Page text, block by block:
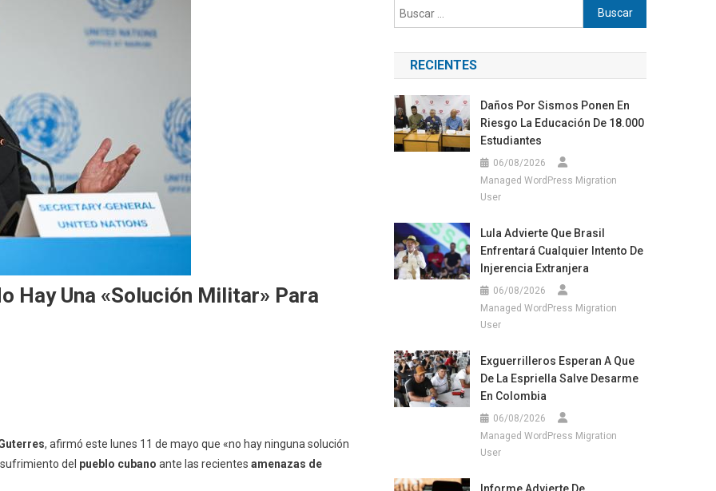
Hay Una «solución Militar» Para
, afirmó este lunes 11 de mayo que «no hay ninguna solución
del pueblo cubano ante las recientes amenazas de
Buscar:
RECIENTES
Daños Por Sismos Ponen En
Riesgo La Educación De 18.000
Estudiantes
06/08/2026
Managed WordPress Migration
User
Lula Advierte Que Brasil
Enfrentará Cualquier Intento De
Injerencia Extranjera
06/08/2026
Managed WordPress Migration
User
Exguerrilleros Esperan A Que
De La Espriella Salve Desarme
En Colombia
06/08/2026
Managed WordPress Migration
User